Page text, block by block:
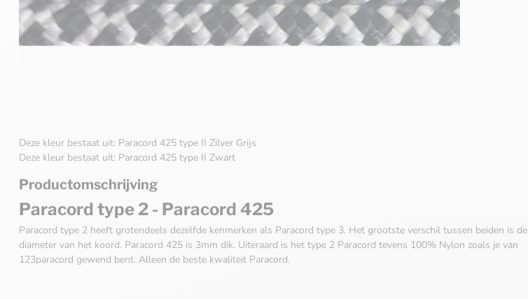
Deze kleur bestaat uit: Paracord 425 type II Zilver Grijs
Deze kleur bestaat uit: Paracord 425 type II Zwart
Productomschrijving
Paracord type 2 - Paracord 425
Paracord type 2 heeft grotendeels dezelfde kenmerken als Paracord type 3. Het grootste verschil tussen beiden is de
diameter van het koord. Paracord 425 is 3mm dik. Uiteraard is het type 2 Paracord tevens 100% Nylon zoals je van
123paracord gewend bent. Alleen de beste kwaliteit Paracord.